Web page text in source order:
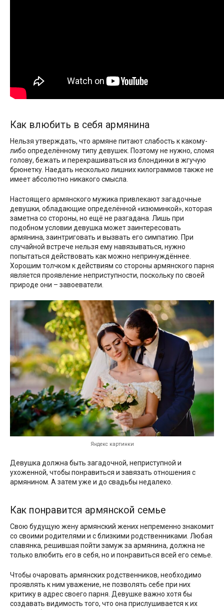
Как влюбить в себя армянина
Нельзя утверждать, что армяне питают слабость к какому-
либо определённому типу девушек. Поэтому не нужно, сломя
голову, бежать и перекрашиваться из блондинки в жгучую
брюнетку. Наедать несколько лишних килограммов также не
имеет абсолютно никакого смысла.
Настоящего армянского мужика привлекают загадочные
девушки, обладающие определённой «изюминкой», которая
заметна со стороны, но ещё не разгадана. Лишь при
подобном условии девушка может заинтересовать
армянина, заинтриговать и вызвать его симпатию. При
случайной встрече нельзя ему навязываться, нужно
попытаться действовать как можно непринуждённее.
Хорошим толчком к действиям со стороны армянского парня
является проявление неприступности, поскольку по своей
природе они – завоеватели.
Яндекс картинки
Девушка должна быть загадочной, неприступной и
ухоженной, чтобы понравиться и завязать отношения с
армянином. А затем уже и до свадьбы недалеко.
Как понравится армянской семье
Свою будущую жену армянский жених непременно знакомит
со своими родителями и с близкими родственниками. Любая
славянка, решившая пойти замуж за армянина, должна не
только влюбить его в себя, но и понравиться всей его семье.
Чтобы очаровать армянских родственников, необходимо
проявлять к ним уважение, не позволять себе при них
критику в адрес своего парня. Девушке важно хотя бы
создавать видимость того, что она прислушивается к их